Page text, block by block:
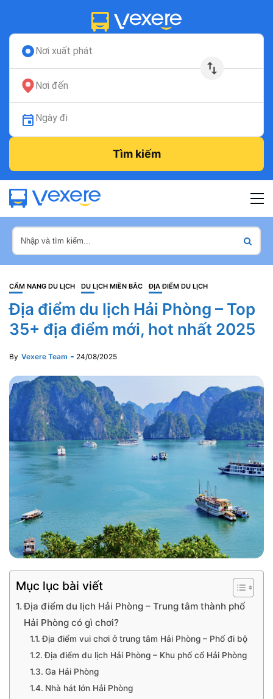
Nơi xuất phát
Nơi đến
Ngày đi
Tìm kiếm
CẨM NANG DU LỊCH DU LỊCH MIỀN BẮC ĐỊA ĐIỂM DU LỊCH
Địa điểm du lịch Hải Phòng – Top
35+ địa điểm mới, hot nhất 2025
By Vexere Team 24/08/2025
Mục lục bài viết
Địa điểm du lịch Hải Phòng – Trung tâm thành phố
Hải Phòng có gì chơi?
Địa điểm vui chơi ở trung tâm Hải Phòng – Phố đi bộ
Địa điểm du lịch Hải Phòng – Khu phố cổ Hải Phòng
Ga Hải Phòng
Nhà hát lớn Hải Phòng